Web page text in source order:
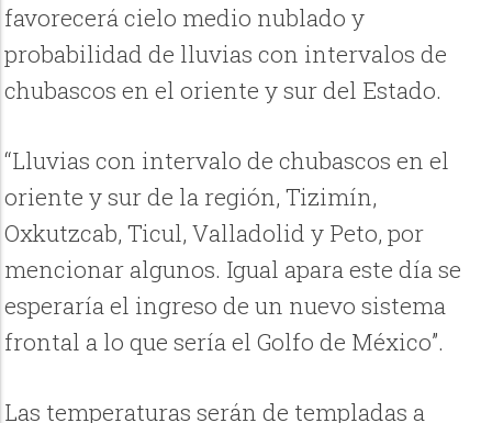
favorecerá cielo medio nublado y
probabilidad de lluvias con intervalos de
chubascos en el oriente y sur del Estado.
“Lluvias con intervalo de chubascos en el
oriente y sur de la región, Tizimín,
Oxkutzcab, Ticul, Valladolid y Peto, por
mencionar algunos. Igual apara este día se
esperaría el ingreso de un nuevo sistema
frontal a lo que sería el Golfo de México”.
Las temperaturas serán de templadas a